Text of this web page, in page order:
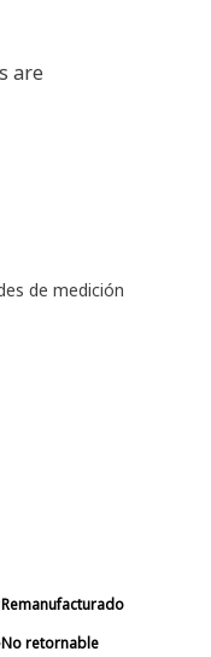
are
de medición
Remanufacturado
No retornable